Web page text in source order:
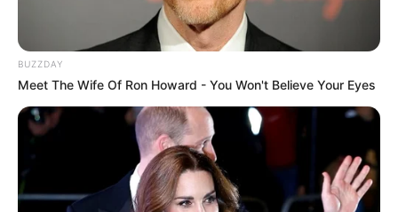
18:45 / 06 Avqust 2026
İcra başçısı üç qurumu birləşdirdi, yeni
rəis təyin etdi -FOTO
0 0
BUZZDAY
Meet The Wife Of Ron Howard - You Won't Believe Your Eyes